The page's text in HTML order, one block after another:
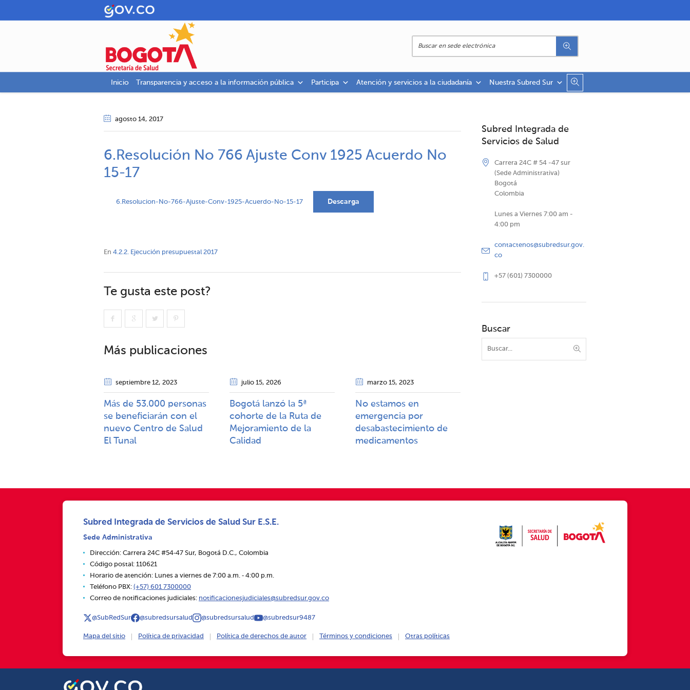
Inicio Transparencia y acceso a la información pública Participa Atención y servicios a la ciudadanía Nuestra Subred Sur
agosto 14, 2017
6.Resolución No 766 Ajuste Conv 1925 Acuerdo No
15-17
6.Resolucion-No-766-Ajuste-Conv-1925-Acuerdo-No-15-17 Descarga
En 4.2.2. Ejecución presupuestal 2017
Te gusta este post?
Más publicaciones
septiembre 12, 2023
Más de 53.000 personas
se beneficiarán con el
nuevo Centro de Salud
El Tunal
julio 15, 2026
Bogotá lanzó la 5ª
cohorte de la Ruta de
Mejoramiento de la
Calidad​​
marzo 15, 2023
No estamos en
emergencia por
desabastecimiento de
medicamentos
Subred Integrada de
Servicios de Salud
Carrera 24C # 54 -47 sur
(Sede Administrativa)
Bogotá
Colombia
Lunes a Viernes 7:00 am -
4:00 pm
contactenos@subredsur.gov.
co
+57 (601) 7300000
Buscar
Subred Integrada de Servicios de Salud Sur E.S.E.
Sede Administrativa
Dirección: Carrera 24C #54‑47 Sur, Bogotá D.C., Colombia
Código postal: 110621
Horario de atención: Lunes a viernes de 7:00 a.m. ‑ 4:00 p.m.
Teléfono PBX: (+57) 601 7300000
Correo de notificaciones judiciales: notificacionesjudiciales@subredsur.gov.co
@SubRedSur @subredsursalud @subredsursalud @subredsur9487
Mapa del sitio Política de privacidad Política de derechos de autor Términos y condiciones Otras políticas